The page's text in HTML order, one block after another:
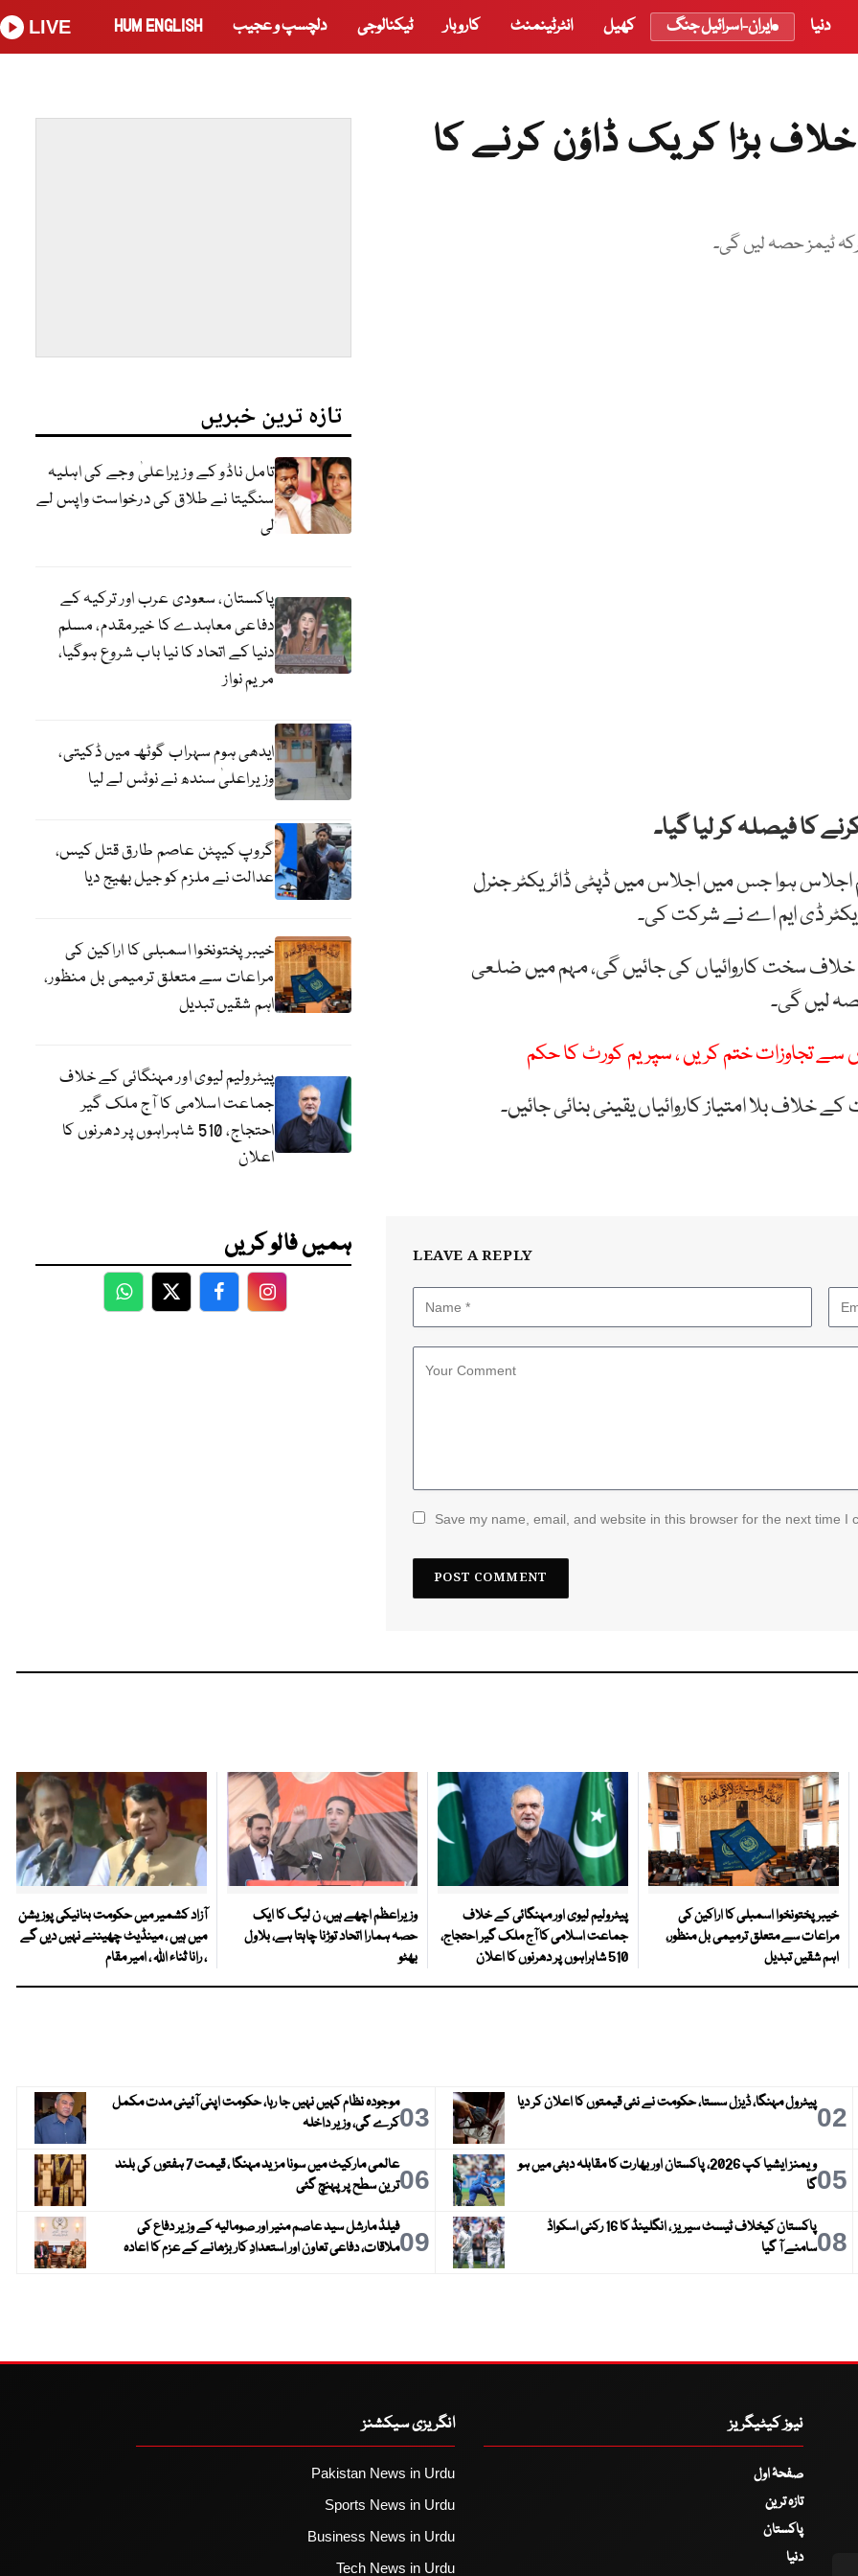
دنیا ایران-اسرائیل جنگ کھیل انٹرٹینمنٹ کاروبار ٹیکنالوجی دلچسپ و عجیب HUM ENGLISH
LIVE
بڑا کریک ڈاؤن کرنے کا
ٹیمز حصہ لیں گی۔
کا فیصلہ کر لیا گیا۔
ہوا جس میں اجلاس میں ڈپٹی ڈائریکٹر جنرل
ڈی ایم اے نے شرکت کی۔
خلاف سخت کاروائیاں کی جائیں گی، مہم میں ضلعی
لیں گی۔
بلا امتیاز کاروائیاں یقینی بنائی جائیں۔
LEAVE A REPLY
Save my name, email, and website in this browser for the next time I
تازہ ترین خبریں
تامل ناڈو کے وزیراعلیٰ وجے کی اہلیہ
سنگیتا نے طلاق کی درخواست واپس لے
لی
پاکستان، سعودی عرب اور ترکیہ کے
دفاعی معاہدے کا خیرمقدم، مسلم
دنیا کے اتحاد کا نیا باب شروع ہوگیا،
مریم نواز
ایدھی ہوم سہراب گوٹھ میں ڈکیتی،
وزیراعلیٰ سندھ نے نوٹس لے لیا
گروپ کیپٹن عاصم طارق قتل کیس،
عدالت نے ملزم کو جیل بھیج دیا
خیبرپختونخوا اسمبلی کا اراکین کی
مراعات سے متعلق ترمیمی بل منظور،
اہم شقیں تبدیل
پیٹرولیم لیوی اور مہنگائی کے خلاف
جماعت اسلامی کا آج ملک گیر
احتجاج، 510 شاہراہوں پر دھرنوں کا
اعلان
ہمیں فالو کریں
WhatsApp
TwitterFacebookFacebook
خیبرپختونخوا اسمبلی کا اراکین کی
مراعات سے متعلق ترمیمی بل منظور،
اہم شقیں تبدیل
پیٹرولیم لیوی اور مہنگائی کے خلاف
جماعت اسلامی کا آج ملک گیر احتجاج،
510 شاہراہوں پر دھرنوں کا اعلان
وزیراعظم اچھے ہیں، ن لیگ کا ایک
حصہ ہمارا اتحاد توڑنا چاہتا ہے، بلاول
بھٹو
آزاد کشمیر میں حکومت بنانیکی پوزیشن
میں ہیں ، مینڈیٹ چھیننے نہیں دیں گے
، رانا ثناء اللہ ، امیر مقام
02پیٹرول مہنگا، ڈیزل سستا، حکومت نے نئی قیمتوں کا اعلان کر دیا 03موجودہ نظام کہیں نہیں جا رہا، حکومت اپنی آئینی مدت مکمل
کرے گی، وزیر داخلہ
05
ویمنز ایشیا کپ 2026، پاکستان اور بھارت کا مقابلہ دبئی میں ہو
گا
06
عالمی مارکیٹ میں سونا مزید مہنگا ، قیمت 7 ہفتوں کی بلند
ترین سطح پر پہنچ گئی
08
پاکستان کیخلاف ٹیسٹ سیریز ، انگلینڈ کا 16 رکنی اسکواڈ
سامنے آ گیا
09فیلڈ مارشل سید عاصم منیر اور صومالیہ کے وزیر دفاع کی
ملاقات، دفاعی تعاون اور استعدادِ کار بڑھانے کے عزم کا اعادہ
نیوز کیٹیگریز
صفحۂ اول
تازہ ترین
پاکستان
دنیا
انگریزی سیکشنز
Pakistan News in Urdu
Sports News in Urdu
Business News in Urdu
Tech News in Urdu